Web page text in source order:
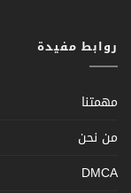
روابط مفيدة
مهمتنا
من نحن
DMCA